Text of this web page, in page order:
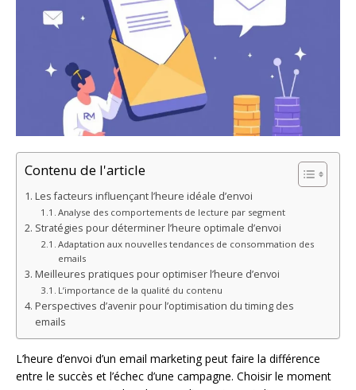
Contenu de l'article
Les facteurs influençant l’heure idéale d’envoi
Analyse des comportements de lecture par segment
Stratégies pour déterminer l’heure optimale d’envoi
Adaptation aux nouvelles tendances de consommation des
emails
Meilleures pratiques pour optimiser l’heure d’envoi
L’importance de la qualité du contenu
Perspectives d’avenir pour l’optimisation du timing des
emails
L’heure d’envoi d’un email marketing peut faire la différence
entre le succès et l’échec d’une campagne. Choisir le moment